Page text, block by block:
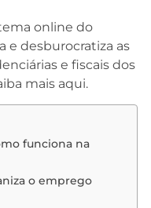
online do
e desburocratiza as
e fiscais dos
mais aqui.
funciona na
o emprego